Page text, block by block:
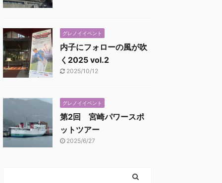
グレノイイベント
内子にフォローの風が吹
く2025 vol.2
2025/10/12
グレノイイベント
第2回 宮崎パワースポ
ットツアー
2025/6/27